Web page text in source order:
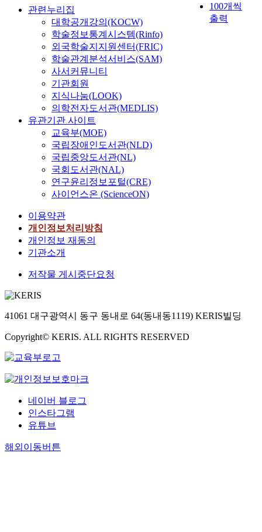
100개씩
출력
관련누리집
대학공개강의(KOCW)
학술정보통계시스템(Rinfo)
외국학술지지원센터(FRIC)
학술관계분석서비스(SAM)
사서커뮤니티
기관회원
지식나눔(LOOK)
의학전자도서관(MEDLIS)
유관기관 사이트
교육부(MOE)
국립장애인도서관(NLD)
국립중앙도서관(NL)
국회도서관(NAL)
연구윤리정보포털(CRE)
사이언스온 (ScienceON)
이용약관
개인정보처리방침
개인정보 재동의
기관소개
저작물 게시중단요청
41061 대구광역시 동구 동내로 64(동내동1119) KERIS빌딩
Copyright© KERIS. ALL RIGHTS RESERVED
네이버 블로그
인스타그램
유튜브
해외이동버튼